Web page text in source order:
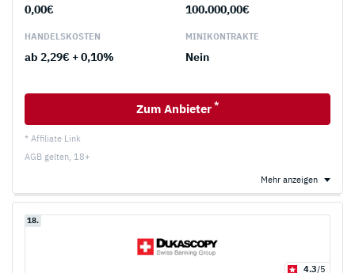
0,00€ 100.000,00€
HANDELS­KOSTEN
ab 2,29€ + 0,10%
MINI­KONTRAKTE
Nein
Zum Anbieter *
* Affiliate Link
AGB gelten, 18+
Mehr anzeigen
18.
4.3/5